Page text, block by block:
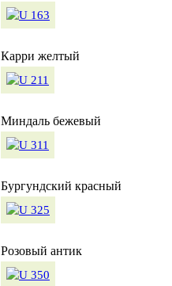
Карри желтый
Миндаль бежевый
Бургундский красный
Розовый антик